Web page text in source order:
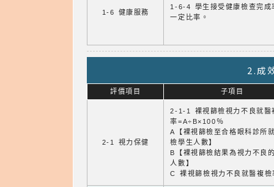
1-6 健康服務
1-6-4 學生接受健康檢查完成
一定比率。
2.成
評價項目 子項目
2-1 視力保健
2-1-1 裸視篩檢視力不良就醫
率=A÷B×100％
A【裸視篩檢至合格眼科診所
檢學生人數】
B【裸視篩檢結果為視力不良
人數】
C 裸視篩檢視力不良就醫複檢